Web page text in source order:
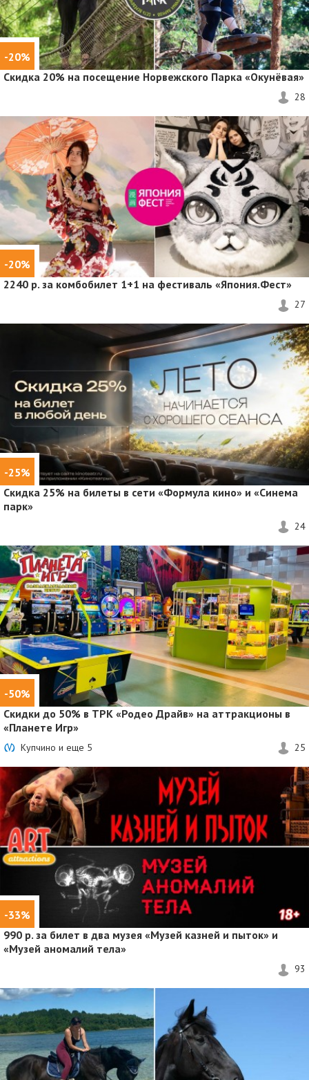
-20%
Скидка 20% на посещение Норвежского Парка «Окунёвая»
28
-20%
2240 р. за комбобилет 1+1 на фестиваль «Япония.Фест»
27
-25%
Скидка 25% на билеты в сети «Формула кино» и «Синема
парк»
24
-50%
Скидки до 50% в ТРК «Родео Драйв» на аттракционы в
«Планете Игр»
Купчино и еще 5 25
-33%
990 р. за билет в два музея «Музей казней и пыток» и
«Музей аномалий тела»
93